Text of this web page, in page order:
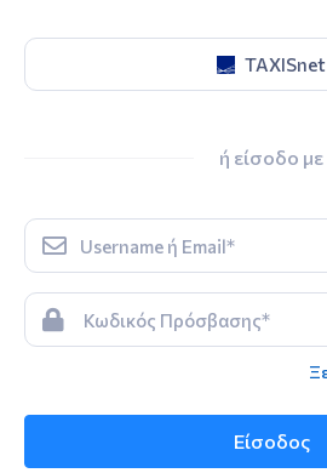
TAXISnet
ή είσοδο με
Είσοδος